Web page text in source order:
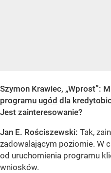
Szymon Krawiec, „Wprost”:
programu ugód dla
Jest zainteresowanie?
Jan E. Rościszewski: Tak,
zadowalającym poziomie. W
od uruchomienia programu
wniosków.